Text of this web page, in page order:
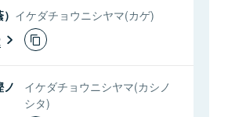
イケダチョウニシヤマ(カゲ)
イケダチョウニシヤマ(カシノ
シタ)